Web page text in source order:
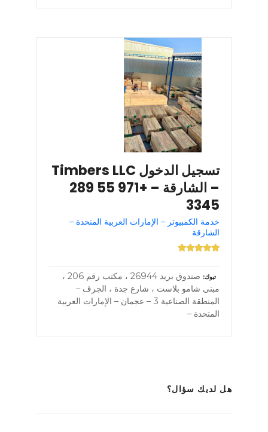
تسجيل الدخول Timbers LLC
– الشارقة – +971 55 289
3345
خدمة الكمبيوتر – الإمارات العربية المتحدة –
الشارقة
تبوك
صندوق بريد 26944 ، مكتب رقم 206 ،
مبنى شامو بلاست ، شارع جدة ، الجرف –
المنطقة الصناعية 3 – عجمان – الإمارات العربية
المتحدة –
هل لديك سؤال؟